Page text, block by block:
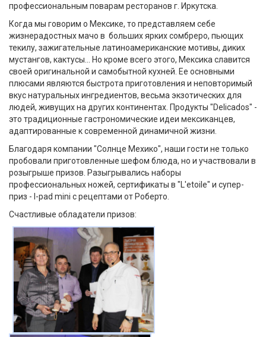
профессиональным поварам ресторанов г. Иркутска.
Когда мы говорим о Мексике, то представляем себе
жизнерадостных мачо в больших ярких сомбреро, пьющих
текилу, зажигательные латиноамериканские мотивы, диких
мустангов, кактусы... Но кроме всего этого, Мексика славится
своей оригинальной и самобытной кухней. Ее основными
плюсами являются быстрота приготовления и неповторимый
вкус натуральных ингредиентов, весьма экзотических для
людей, живущих на других континентах. Продукты "Delicados" -
это традиционные гастрономические идеи мексиканцев,
адаптированные к современной динамичной жизни.
Благодаря компании "Солнце Мехико", наши гости не только
пробовали приготовленные шефом блюда, но и участвовали в
розыгрыше призов. Разыгрывались наборы
профессиональных ножей, сертификаты в "L'etoile" и супер-
приз - I-pad mini с рецептами от Роберто.
Счастливые обладатели призов: